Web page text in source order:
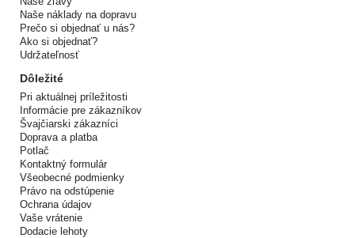
Naše náklady na dopravu
Prečo si objednať u nás?
Ako si objednať?
Udržateľnosť
Dôležité
Pri aktuálnej príležitosti
Informácie pre zákazníkov
Švajčiarski zákazníci
Doprava a platba
Potlač
Kontaktný formulár
Všeobecné podmienky
Právo na odstúpenie
Ochrana údajov
Vaše vrátenie
Dodacie lehoty